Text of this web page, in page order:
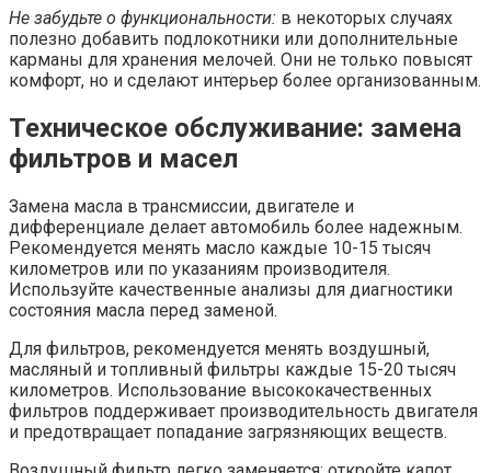
Не забудьте о функциональности: в некоторых случаях
полезно добавить подлокотники или дополнительные
карманы для хранения мелочей. Они не только повысят
комфорт, но и сделают интерьер более организованным.
Техническое обслуживание: замена
фильтров и масел
Замена масла в трансмиссии, двигателе и
дифференциале делает автомобиль более надежным.
Рекомендуется менять масло каждые 10-15 тысяч
километров или по указаниям производителя.
Используйте качественные анализы для диагностики
состояния масла перед заменой.
Для фильтров, рекомендуется менять воздушный,
масляный и топливный фильтры каждые 15-20 тысяч
километров. Использование высококачественных
фильтров поддерживает производительность двигателя
и предотвращает попадание загрязняющих веществ.